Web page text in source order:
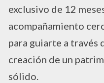
exclusivo de 12
acompañamiento
para guiarte a través
creación de un
sólido.